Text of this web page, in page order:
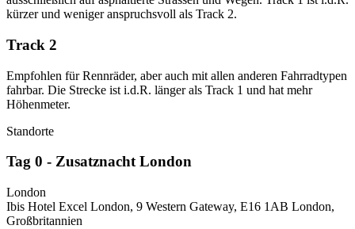
kürzer und weniger anspruchsvoll als Track 2.
Track 2
Empfohlen für Rennräder, aber auch mit allen anderen Fahrradtypen
fahrbar. Die Strecke ist i.d.R. länger als Track 1 und hat mehr
Höhenmeter.
Standorte
Tag 0 - Zusatznacht London
London
Ibis Hotel Excel London, 9 Western Gateway, E16 1AB London,
Großbritannien